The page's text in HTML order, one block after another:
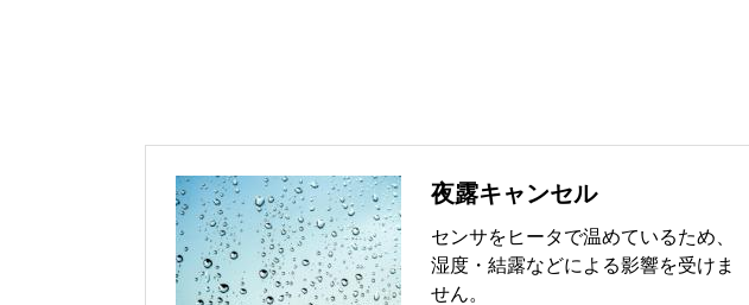
夜露キャンセル
センサをヒータで温めているため、
湿度・結露などによる影響を受けま
せん。